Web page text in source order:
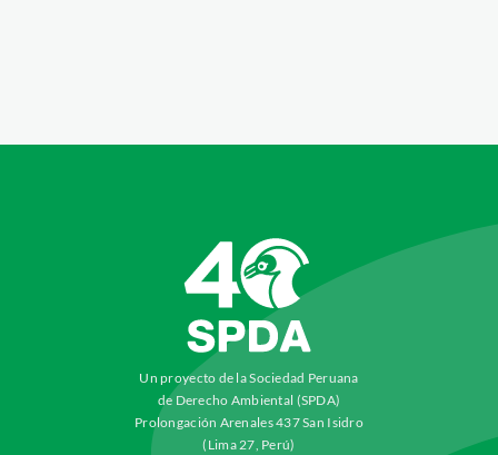
Un proyecto de la Sociedad Peruana
de Derecho Ambiental (SPDA)
Prolongación Arenales 437 San Isidro
(Lima 27, Perú)